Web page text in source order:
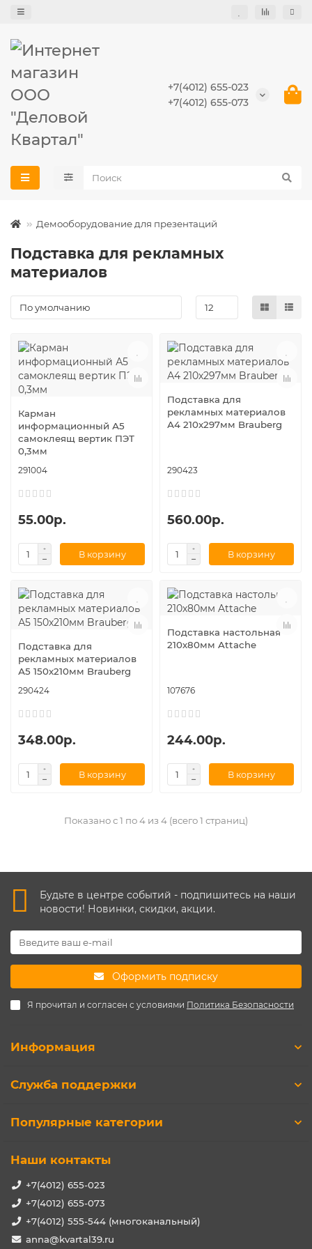
+7(4012) 655-023
+7(4012) 655-073
Демооборудование для презентаций
Подставка для рекламных
материалов
Карман
информационный А5
самоклеящ вертик ПЭТ
0,3мм
291004
55.00р.
В корзину
Подставка для
рекламных материалов
А4 210х297мм Brauberg
290423
560.00р.
В корзину
Подставка для
рекламных материалов
А5 150х210мм Brauberg
290424
348.00р.
В корзину
Подставка настольная
210х80мм Attache
107676
244.00р.
В корзину
Показано с 1 по 4 из 4 (всего 1 страниц)
Будьте в центре событий - подпишитесь на наши
новости! Новинки, скидки, акции.
Оформить подписку
Я прочитал и согласен с условиями Политика Безопасности
Информация
Служба поддержки
Популярные категории
Наши контакты
+7(4012) 655-023
+7(4012) 655-073
+7(4012) 555-544 (многоканальный)
anna@kvartal39.ru